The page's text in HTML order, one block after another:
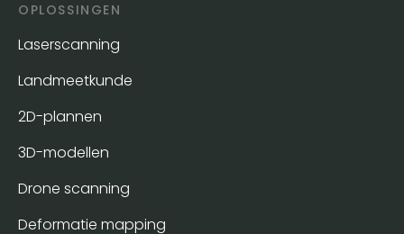
OPLOSSINGEN
Laserscanning
Landmeetkunde
2D-plannen
3D-modellen
Drone scanning
Deformatie mapping